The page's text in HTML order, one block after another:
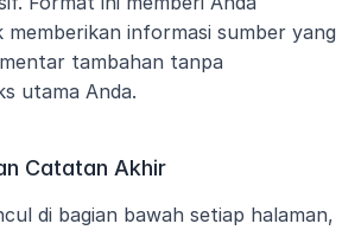
informasi sumber yang
tambahan tanpa
utama Anda.
Catatan Akhir
di bagian bawah setiap halaman,